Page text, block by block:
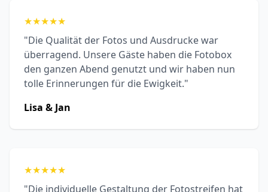
★★★★★
"Die Qualität der Fotos und Ausdrucke war
überragend. Unsere Gäste haben die Fotobox
den ganzen Abend genutzt und wir haben nun
tolle Erinnerungen für die Ewigkeit."
Lisa & Jan
★★★★★
"Die individuelle Gestaltung der Fotostreifen hat